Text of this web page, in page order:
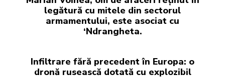
legătură cu mitele din sectorul
armamentului, este asociat cu
‘Ndrangheta.
Infiltrare fără precedent în Europa: o
dronă rusească dotată cu explozibil